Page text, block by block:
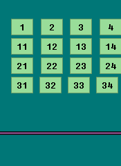
1 2 3 4
11
12 13 14
21
22 23 24
31
32 33 34